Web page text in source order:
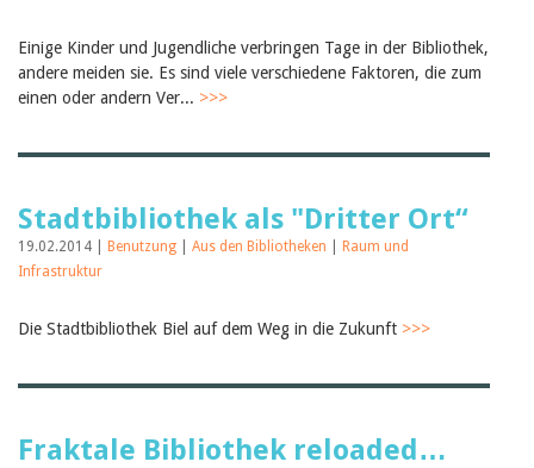
Juli 2026
Juni 2026
März 2026
Juni 2025
März 2025
Februar 2025
2024
2022
2019
2017
2016
Einige Kinder und Jugendliche verbringen Tage in der Bibliothek,
andere meiden sie. Es sind viele verschiedene Faktoren, die zum
einen oder andern Ver... >>>
Stadtbibliothek als "Dritter Ort“
19.02.2014 | Benutzung Aus den Bibliotheken
Raum und
Infrastruktur
Die Stadtbibliothek Biel auf dem Weg in die Zukunft >>>
Fraktale Bibliothek reloaded…